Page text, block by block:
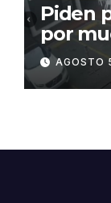
Piden
por
plaza
AGOSTO